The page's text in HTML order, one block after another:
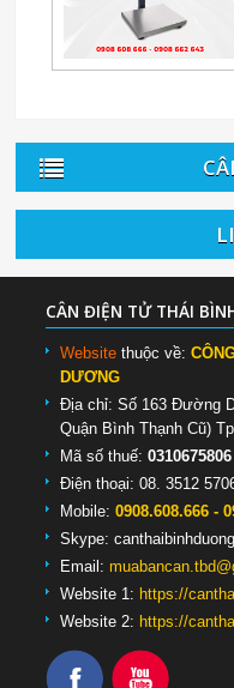
CÂN ĐIỆN TỬ THÁI
Website thuộc về:
DƯƠNG
Địa chỉ: Số 163 Đường
Quận Bình Thạnh Cũ)
Mã số thuế:0310675806
Điện thoại: 08. 3512
Mobile: 0908.608.666 -
Skype:canthaibinhduong
Email:
Website 1: https://
Website 2: https://